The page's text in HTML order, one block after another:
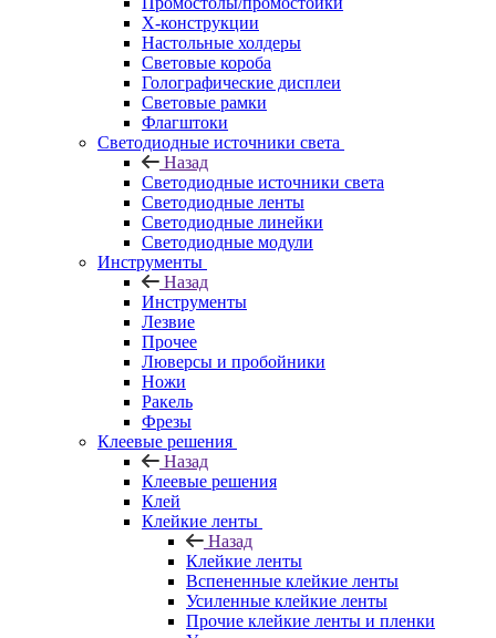
Х-конструкции
Настольные холдеры
Световые короба
Голографические дисплеи
Световые рамки
Флагштоки
Светодиодные источники света
Назад
Светодиодные источники света
Светодиодные ленты
Светодиодные линейки
Светодиодные модули
Инструменты
Назад
Инструменты
Лезвие
Прочее
Люверсы и пробойники
Ножи
Ракель
Фрезы
Клеевые решения
Назад
Клеевые решения
Клей
Клейкие ленты
Назад
Клейкие ленты
Вспененные клейкие ленты
Усиленные клейкие ленты
Прочие клейкие ленты и пленки